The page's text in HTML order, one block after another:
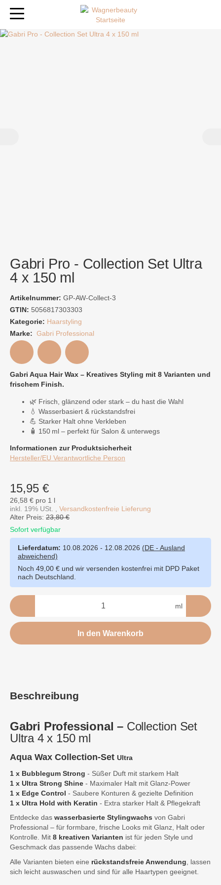
Gabri Pro - Collection Set Ultra
4 x 150 ml
Artikelnummer: GP-AW-Collect-3
GTIN: 5056817303303
Kategorie: Haarstyling
Marke: Gabri Professional
Gabri Aqua Hair Wax – Kreatives Styling mit 8 Varianten und
frischem Finish.
🌿 Frisch, glänzend oder stark – du hast die Wahl
💧 Wasserbasiert & rückstandsfrei
💪 Starker Halt ohne Verkleben
🧴 150 ml – perfekt für Salon & unterwegs
Informationen zur Produktsicherheit
Hersteller/EU Verantwortliche Person
15,95 €
26,58 € pro 1 l
inkl. 19% USt. , Versandkostenfreie Lieferung
Alter Preis: 23,80 €
Sofort verfügbar
Lieferdatum: 10.08.2026 - 12.08.2026 (DE - Ausland
abweichend)
Noch 49,00 € und wir versenden kostenfrei mit DPD Paket
nach Deutschland.
ml
In den Warenkorb
Beschreibung
Gabri Professional – Collection Set
Ultra 4 x 150 ml
Aqua Wax Collection-Set Ultra
1 x Bubblegum Strong - Süßer Duft mit starkem Halt
1 x Ultra Strong Shine - Maximaler Halt mit Glanz-Power
1 x Edge Control - Saubere Konturen & gezielte Definition
1 x Ultra Hold with Keratin - Extra starker Halt & Pflegekraft
Entdecke das wasserbasierte Stylingwachs von Gabri
Professional – für formbare, frische Looks mit Glanz, Halt oder
Kontrolle. Mit 8 kreativen Varianten ist für jeden Style und
Geschmack das passende Wachs dabei:
Alle Varianten bieten eine rückstandsfreie Anwendung , lassen
sich leicht auswaschen und sind für alle Haartypen geeignet.